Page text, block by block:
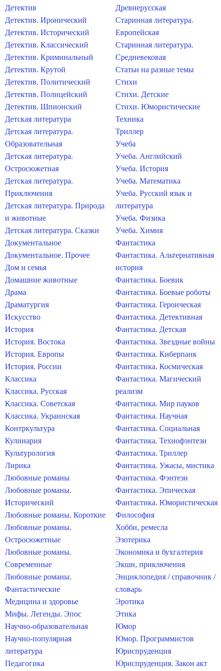
Детектив
Детектив. Иронический
Детектив. Исторический
Детектив. Классический
Детектив. Криминальный
Детектив. Крутой
Детектив. Политический
Детектив. Полицейский
Детектив. Шпионский
Детская литература
Детская литература.
Образовательная
Детская литература.
Остросюжетная
Детская литература.
Приключения
Детская литература. Природа
и животные
Детская литература. Сказки
Документальное
Документальное. Прочее
Дом и семья
Домашние животные
Драма
Драматургия
Искусство
История
История. Востока
История. Европы
История. России
Классика
Классика. Русская
Классика. Советская
Классика. Украинская
Контркультура
Кулинария
Культурология
Лирика
Любовные романы
Любовные романы.
Исторический
Любовные романы. Короткие
Любовные романы.
Остросюжетные
Любовные романы.
Современные
Любовные романы.
Фантастические
Медицина и здоровье
Мифы. Легенды. Эпос
Научно-образовательная
Научно-популярная
литература
Педагогика
Древнерусская
Старинная литература.
Европейская
Старинная литература.
Средневековая
Статьи на разные темы
Стихи
Стихи. Детские
Стихи. Юмористические
Техника
Триллер
Учеба
Учеба. Английский
Учеба. История
Учеба. Математика
Учеба. Русский язык и
литература
Учеба. Физика
Учеба. Химия
Фантастика
Фантастика. Альтернативная
история
Фантастика. Боевик
Фантастика. Боевые роботы
Фантастика. Героическая
Фантастика. Детективная
Фантастика. Детская
Фантастика. Звездные войны
Фантастика. Киберпанк
Фантастика. Космическая
Фантастика. Магический
реализм
Фантастика. Мир пауков
Фантастика. Научная
Фантастика. Социальная
Фантастика. Технофэнтези
Фантастика. Триллер
Фантастика. Ужасы, мистика
Фантастика. Фэнтези
Фантастика. Эпическая
Фантастика. Юмористическая
Философия
Хобби, ремесла
Эзотерика
Экономика и бухгалтерия
Экшн, приключения
Энциклопедия / справочник /
словарь
Эротика
Этика
Юмор
Юмор. Программистов
Юриспруденция
Юриспруденция. Закон акт